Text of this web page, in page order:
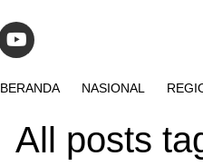
BERANDA NASIONAL
All posts